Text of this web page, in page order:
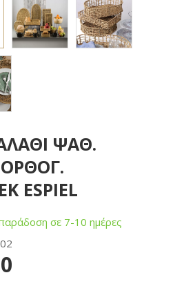
ΨΑΘ.
ESPIEL
σε 7-10 ημέρες